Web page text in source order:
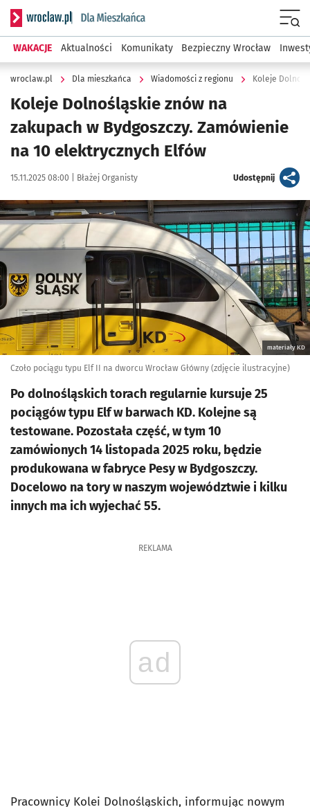
Serwis informacyjny wroclaw.pl podserwis: Dla mieszkańca
WAKACJE Aktualności Komunikaty Bezpieczny Wrocław
wroclaw.pl Dla mieszkańca Wiadomości z regionu Koleje
Koleje Dolnośląskie znów na
zakupach w Bydgoszczy. Zamówienie
na 10 elektrycznych Elfów
Data publikacji:
15.11.2025 08:00 | Autor:
Błażej Organisty Udostępnijartykuł
Kliknij, aby powiększyć
materiały KD
Czoło pociągu typu Elf II na dworcu Wrocław Główny (zdjęcie ilustracyjne)
Po dolnośląskich torach regularnie kursuje 25
pociągów typu Elf w barwach KD. Kolejne są
testowane. Pozostała część, w tym 10
zamówionych 14 listopada 2025 roku, będzie
produkowana w fabryce Pesy w Bydgoszczy.
Docelowo na tory w naszym województwie i kilku
innych ma ich wyjechać 55.
REKLAMA
ad
Pracownicy Kolei Dolnośląskich, informując nowym